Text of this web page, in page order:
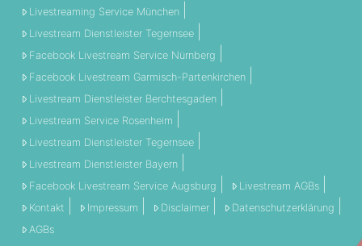
Livestreaming Service München
Livestream Dienstleister Tegernsee
Facebook Livestream Service Nürnberg
Facebook Livestream Garmisch-Partenkirchen
Livestream Dienstleister Berchtesgaden
Livestream Service Rosenheim
Livestream Dienstleister Tegernsee
Livestream Dienstleister Bayern
Facebook Livestream Service Augsburg
Livestream AGBs
Kontakt
Impressum Disclaimer
Datenschutzerklärung
AGBs